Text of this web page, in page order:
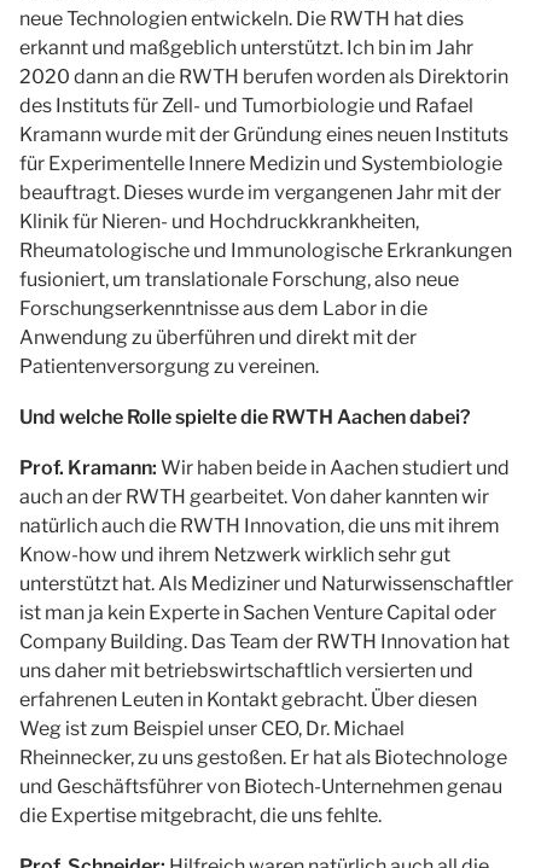
neue Technologien entwickeln. Die RWTH hat dies
erkannt und maßgeblich unterstützt. Ich bin im Jahr
2020 dann an die RWTH berufen worden als Direktorin
des Instituts für Zell- und Tumorbiologie und Rafael
Kramann wurde mit der Gründung eines neuen Instituts
für Experimentelle Innere Medizin und Systembiologie
beauftragt. Dieses wurde im vergangenen Jahr mit der
Klinik für Nieren- und Hochdruckkrankheiten,
Rheumatologische und Immunologische Erkrankungen
fusioniert, um translationale Forschung, also neue
Forschungserkenntnisse aus dem Labor in die
Anwendung zu überführen und direkt mit der
Patientenversorgung zu vereinen.
Und welche Rolle spielte die RWTH Aachen dabei?
Prof. Kramann: Wir haben beide in Aachen studiert und
auch an der RWTH gearbeitet. Von daher kannten wir
natürlich auch die RWTH Innovation, die uns mit ihrem
Know-how und ihrem Netzwerk wirklich sehr gut
unterstützt hat. Als Mediziner und Naturwissenschaftler
ist man ja kein Experte in Sachen Venture Capital oder
Company Building. Das Team der RWTH Innovation hat
uns daher mit betriebswirtschaftlich versierten und
erfahrenen Leuten in Kontakt gebracht. Über diesen
Weg ist zum Beispiel unser CEO, Dr. Michael
Rheinnecker, zu uns gestoßen. Er hat als Biotechnologe
und Geschäftsführer von Biotech-Unternehmen genau
die Expertise mitgebracht, die uns fehlte.